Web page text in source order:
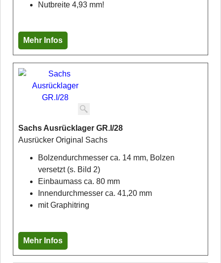
Nutbreite 4,93 mm!
Mehr Infos
Sachs Ausrücklager GR.I/28
Ausrücker Original Sachs
Bolzendurchmesser ca. 14 mm, Bolzen
versetzt (s. Bild 2)
Einbaumass ca. 80 mm
Innendurchmesser ca. 41,20 mm
mit Graphitring
Mehr Infos